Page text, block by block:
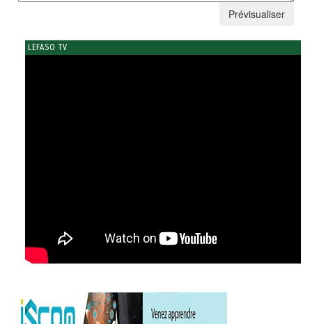
LEFASO TV